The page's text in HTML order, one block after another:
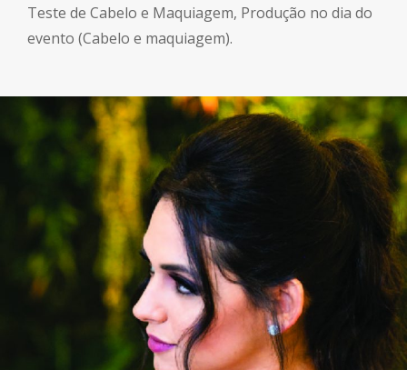
Teste de Cabelo e Maquiagem, Produção no dia do
evento (Cabelo e maquiagem).